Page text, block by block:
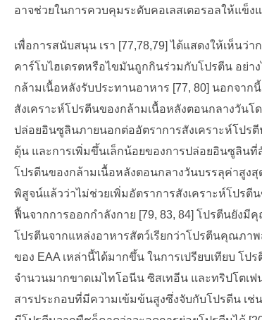
อาจช่วยในการควบคุมระดับคอเลสเตอรอลให้แข็ง
เพื่อการสนับสนุน เรา [77,78,79] ได้แสดงให้เห็น
คาร์โบไฮเดรตหรือไขมันถูกกินร่วมกับโปรตีน อย่า
กล้ามเนื้อหลังรับประทานอาหาร [77, 80] นอกจา
สังเคราะห์โปรตีนของกล้ามเนื้อหลังตอนกลางวัน
ปล่อยอินซูลินภายนอกต่ออัตราการสังเคราะห์โปร
ตุ้น และการเพิ่มขึ้นเล็กน้อยของการปล่อยอินซูลินที่
โปรตีนของกล้ามเนื้อหลังตอนกลางวันบรรลุค่าสูง
พิสูจน์แล้วว่าไม่ช่วยเพิ่มอัตราการสังเคราะห์โปรตี
ฟื้นจากการออกกำลังกาย [79, 83, 84] โปรตีนยัง
โปรตีนจากแหล่งอาหารสัตว์เรียกว่าโปรตีนคุณภา
ของ EAA เหล่านี้ได้มากขึ้น ในการเปรียบเทียบ โ
จำนวนมากขาดเมไทโอนีน ซิสเทอีน และทริปโตเ
สารประกอบที่มีความเข้มข้นสูงซึ่งจับกับโปรตีน เ